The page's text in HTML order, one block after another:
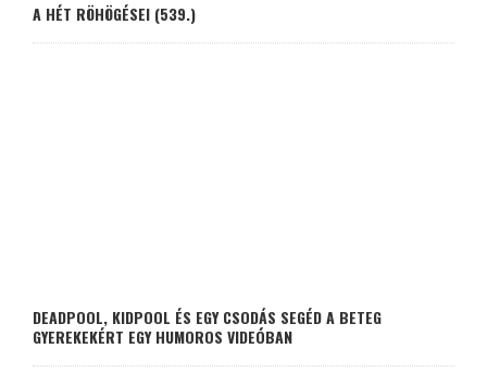
A HÉT RÖHÖGÉSEI (539.)
DEADPOOL, KIDPOOL ÉS EGY CSODÁS SEGÉD A BETEG
GYEREKEKÉRT EGY HUMOROS VIDEÓBAN